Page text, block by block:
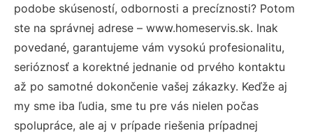
podobe skúseností, odbornosti a precíznosti? Potom
ste na správnej adrese – www.homeservis.sk. Inak
povedané, garantujeme vám vysokú profesionalitu,
serióznosť a korektné jednanie od prvého kontaktu
až po samotné dokončenie vašej zákazky. Keďže aj
my sme iba ľudia, sme tu pre vás nielen počas
spolupráce, ale aj v prípade riešenia prípadnej